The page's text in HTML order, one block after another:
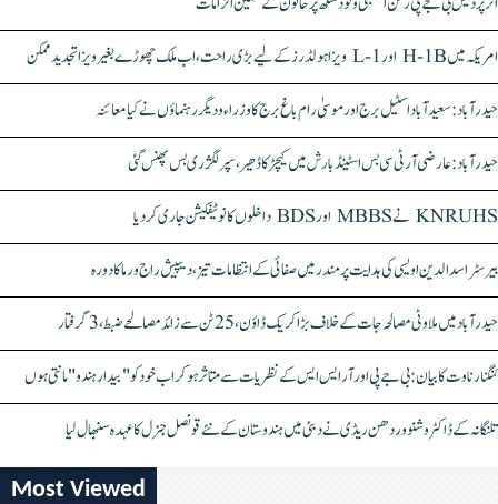
امریکہ میں H-1B اور L-1 ویزا ہولڈرز کے لیے بڑی راحت، اب ملک چھوڑے بغیر ویزا تجدید ممکن
حیدرآباد: سعیدآباد اسٹیل برج اور موسیٰ رام باغ برج کا وزراء و دیگر رہنماؤں نے کیا معائنہ
حیدرآباد: عارضی آر ٹی سی بس اسٹینڈ بارش میں کیچڑ کا ڈھیر، سپر لگژری بس پھنس گئی
KNRUHS نے MBBS اور BDS داخلوں کا نوٹیفکیشن جاری کر دیا
بیرسٹر اسدالدین اویسی کی ہدایت پر مندر میں صفائی کے انتظامات تیز، دیپیش راج ورما کا دورہ
حیدرآباد میں ملاوٹی مصالحہ جات کے خلاف بڑا کریک ڈاؤن، 25 ٹن سے زائد مصالحے ضبط، 3 گرفتار
کنگنا رناوت کا بیان: بی جے پی اور آر ایس ایس کے نظریات سے متاثر ہو کر اب خود کو "بیدار ہندو" مانتی ہوں
تلنگانہ کے ڈاکٹر وشنو وردھن ریڈی نے دبئی میں ہندوستان کے نئے قونصل جنرل کا عہدہ سنبھال لیا
Most Viewed